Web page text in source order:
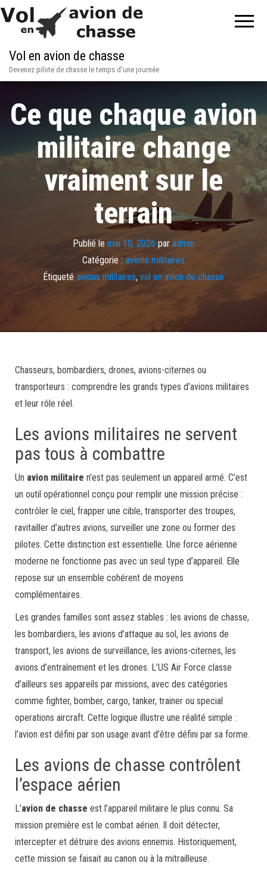
Vol en avion de chasse
Devenez pilote de chasse le temps d'une journée
Ce que chaque avion
militaire change
vraiment sur le
terrain
Publié le mai 10, 2026 par admin
Catégorie : avions militaires
Étiqueté avions militaires, vol en avion de chasse
Chasseurs, bombardiers, drones, avions-citernes ou
transporteurs : comprendre les grands types d’avions militaires
et leur rôle réel.
Les avions militaires ne servent
pas tous à combattre
Un avion militaire n’est pas seulement un appareil armé. C’est
un outil opérationnel conçu pour remplir une mission précise :
contrôler le ciel, frapper une cible, transporter des troupes,
ravitailler d’autres avions, surveiller une zone ou former des
pilotes. Cette distinction est essentielle. Une force aérienne
moderne ne fonctionne pas avec un seul type d’appareil. Elle
repose sur un ensemble cohérent de moyens
complémentaires.
Les grandes familles sont assez stables : les avions de chasse,
les bombardiers, les avions d’attaque au sol, les avions de
transport, les avions de surveillance, les avions-citernes, les
avions d’entraînement et les drones. L’US Air Force classe
d’ailleurs ses appareils par missions, avec des catégories
comme fighter, bomber, cargo, tanker, trainer ou special
operations aircraft. Cette logique illustre une réalité simple :
l’avion est défini par son usage avant d’être défini par sa forme.
Les avions de chasse contrôlent
l’espace aérien
L’avion de chasse est l’appareil militaire le plus connu. Sa
mission première est le combat aérien. Il doit détecter,
intercepter et détruire des avions ennemis. Historiquement,
cette mission se faisait au canon ou à la mitrailleuse.